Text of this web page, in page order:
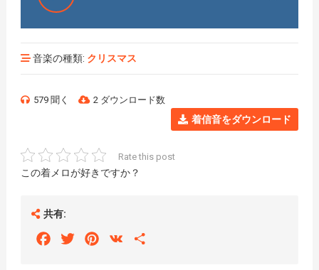
音楽の種類: クリスマス
579 聞く 2 ダウンロード数
着信音をダウンロード
Rate this post
この着メロが好きですか？
共有:
FacebookTwitterPinterest
VK